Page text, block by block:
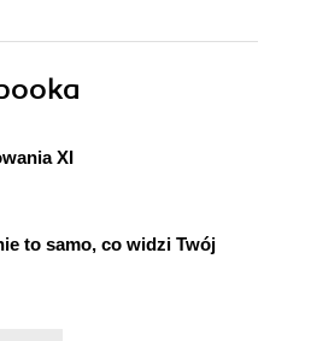
XI
to samo, co widzi Twój